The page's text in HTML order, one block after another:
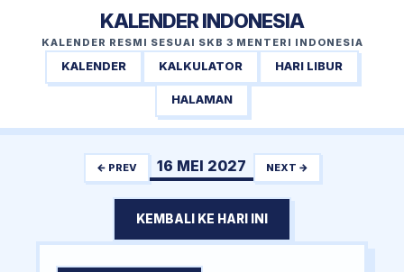
KALENDER INDONESIA
KALENDER RESMI SESUAI SKB 3 MENTERI INDONESIA
KALENDER KALKULATOR HARI LIBUR
HALAMAN
← PREV 16 MEI 2027 NEXT →
KEMBALI KE HARI INI